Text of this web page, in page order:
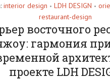
interior design • LDH DESIGN •
restaurant-design
восточного
гармония
проекте LDH